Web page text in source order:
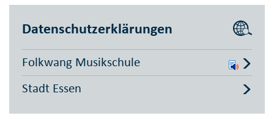
Datenschutzerklärungen
Folkwang Musikschule
Stadt Essen